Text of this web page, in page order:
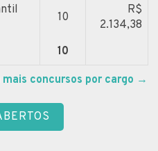
10
R$
2.134,38
10
mais concursos por cargo →